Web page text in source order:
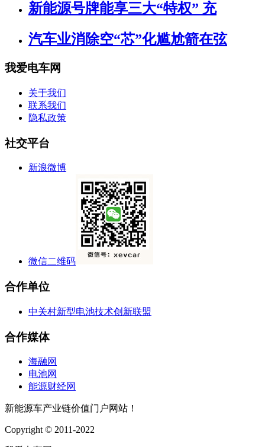
新能源号牌能享三大“特权” 充
汽车业消除空“芯”化尴尬箭在弦
我爱电车网
关于我们
联系我们
隐私政策
社交平台
新浪微博
微信二维码
合作单位
中关村新型电池技术创新联盟
合作媒体
海融网
电池网
能源财经网
新能源车产业链价值门户网站！
Copyright © 2011-2022